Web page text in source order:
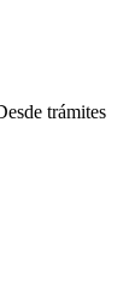
trámites